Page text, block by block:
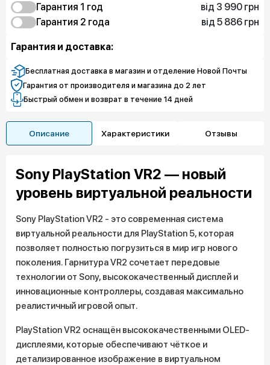
Гарантия 1 год
від 3 990 грн
Полная защита
3 990 грн
Гарантия 2 года
від 5 886 грн
Гарантия и доставка:
Бесплатная доставка в магазин и отделение Новой Почты
Гарантия от производителя и магазина до 2 лет
Быстрый обмен и возврат в течение 14 дней
Описание Характеристики Отзывы
Sony PlayStation VR2 — новый
уровень виртуальной реальности
Sony PlayStation VR2 - это современная система
виртуальной реальности для PlayStation 5, которая
позволяет полностью погрузиться в мир игр нового
поколения. Гарнитура VR2 сочетает передовые
технологии от Sony, высококачественный дисплей и
инновационные контроллеры, создавая максимально
реалистичный игровой опыт.
PlayStation VR2 оснащён высококачественными OLED-
дисплеями, которые обеспечивают чёткое и
детализированное изображение в виртуальном